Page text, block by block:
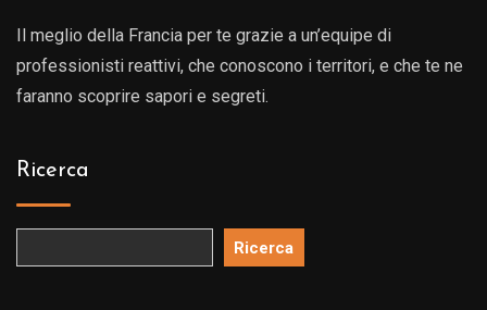
Il meglio della Francia per te grazie a un’equipe di
professionisti reattivi, che conoscono i territori, e che te ne
faranno scoprire sapori e segreti.
Ricerca
Ricerca